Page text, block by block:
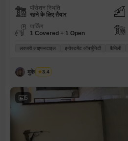
पॉसेशन स्थिति
रहने के लिए तैयार
पार्किंग
1 Covered + 1 Open
लक्जरी लाइफस्टाइल इन्वेस्टमेंट ऑपर्चूनिटी फ़ैमिली
मुकेश कुमार
3.4
5